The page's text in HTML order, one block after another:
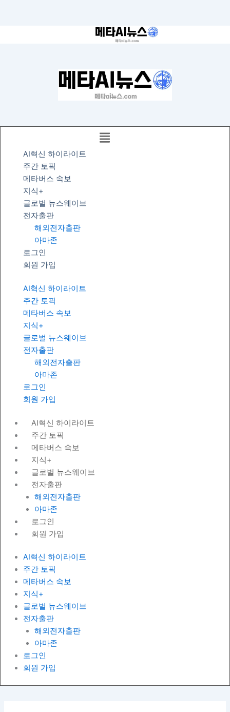
AI혁신 하이라이트
주간 토픽
메타버스 속보
지식+
글로벌 뉴스웨이브
전자출판
해외전자출판
아마존
로그인
회원 가입
AI혁신 하이라이트
주간 토픽
메타버스 속보
지식+
글로벌 뉴스웨이브
전자출판
해외전자출판
아마존
로그인
회원 가입
AI혁신 하이라이트
주간 토픽
메타버스 속보
지식+
글로벌 뉴스웨이브
전자출판
해외전자출판
아마존
로그인
회원 가입
AI혁신 하이라이트
주간 토픽
메타버스 속보
지식+
글로벌 뉴스웨이브
전자출판
해외전자출판
아마존
로그인
회원 가입